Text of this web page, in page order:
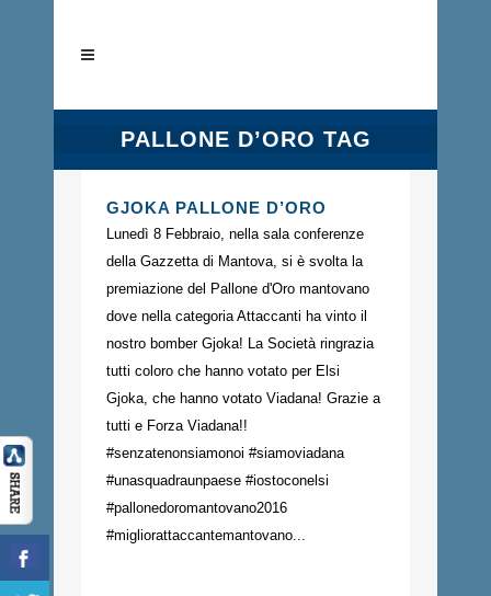
PALLONE D’ORO TAG
GJOKA PALLONE D’ORO
Lunedì 8 Febbraio, nella sala conferenze
della Gazzetta di Mantova, si è svolta la
premiazione del Pallone d'Oro mantovano
dove nella categoria Attaccanti ha vinto il
nostro bomber Gjoka! La Società ringrazia
tutti coloro che hanno votato per Elsi
Gjoka, che hanno votato Viadana! Grazie a
tutti e Forza Viadana!!
#senzatenonsiamonoi #siamoviadana
#unasquadraunpaese #iostoconelsi
#pallonedoromantovano2016
#migliorattaccantemantovano...